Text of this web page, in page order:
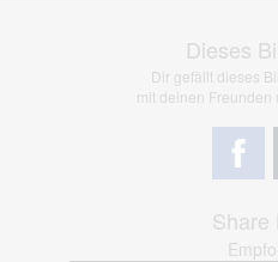
Dieses
Dir gefällt dieses
mit deinen Freunden
Share